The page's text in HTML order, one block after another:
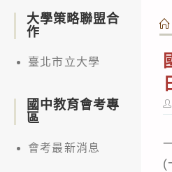
(
大學策略聯盟合
作
臺北市立大學
國中教育會考專
區
會考最新消息